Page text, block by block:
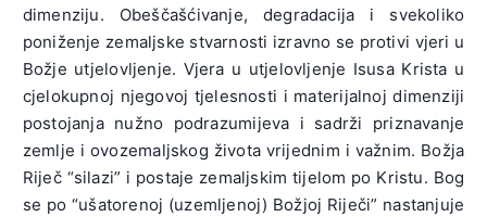
dimenziju. Obeščašćivanje, degradacija i svekoliko
poniženje zemaljske stvarnosti izravno se protivi vjeri u
Božje utjelovljenje. Vjera u utjelovljenje Isusa Krista u
cjelokupnoj njegovoj tjelesnosti i materijalnoj dimenziji
postojanja nužno podrazumijeva i sadrži priznavanje
zemlje i ovozemaljskog života vrijednim i važnim. Božja
Riječ “silazi” i postaje zemaljskim tijelom po Kristu. Bog
se po “ušatorenoj (uzemljenoj) Božjoj Riječi” nastanjuje